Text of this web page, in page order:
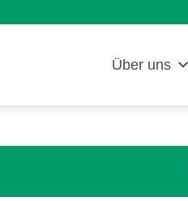
Über uns